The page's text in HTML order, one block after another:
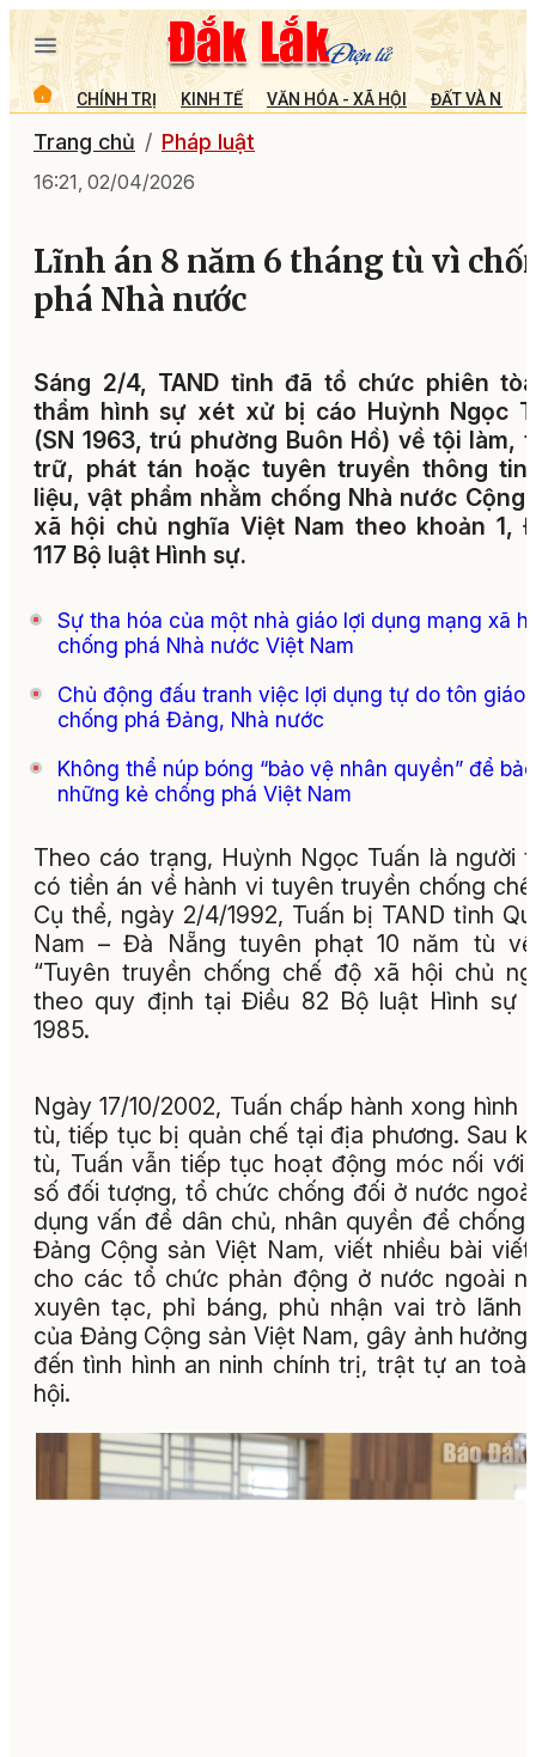
CHÍNH TRỊ KINH TẾ VĂN HÓA - XÃ HỘI ĐẤT VÀ
Trang chủ Pháp luật
16:21, 02/04/2026
Lĩnh án 8 năm 6 tháng tù vì
phá Nhà nước
Sáng 2/4, TAND tỉnh đã tổ chức phiên
thẩm hình sự xét xử bị cáo Huỳnh Ngọc
(SN 1963, trú phường Buôn Hồ) về tội làm,
trữ, phát tán hoặc tuyên truyền thông
liệu, vật phẩm nhằm chống Nhà nước Cộng
xã hội chủ nghĩa Việt Nam theo khoản 1,
117 Bộ luật Hình sự.
Sự tha hóa của một nhà giáo lợi dụng mạng xã
chống phá Nhà nước Việt Nam
Chủ động đấu tranh việc lợi dụng tự do tôn giáo
chống phá Đảng, Nhà nước
Không thể núp bóng “bảo vệ nhân quyền” để
những kẻ chống phá Việt Nam
Theo cáo trạng, Huỳnh Ngọc Tuấn là người
có tiền án về hành vi tuyên truyền chống
Cụ thể, ngày 2/4/1992, Tuấn bị TAND tỉnh
Nam – Đà Nẵng tuyên phạt 10 năm tù
“Tuyên truyền chống chế độ xã hội chủ
theo quy định tại Điều 82 Bộ luật Hình sự
1985.
Ngày 17/10/2002, Tuấn chấp hành xong hình
tù, tiếp tục bị quản chế tại địa phương. Sau
tù, Tuấn vẫn tiếp tục hoạt động móc nối với
số đối tượng, tổ chức chống đối ở nước
dụng vấn đề dân chủ, nhân quyền để chống
Đảng Cộng sản Việt Nam, viết nhiều bài
cho các tổ chức phản động ở nước ngoài
xuyên tạc, phỉ báng, phủ nhận vai trò lãnh
của Đảng Cộng sản Việt Nam, gây ảnh hưởng
đến tình hình an ninh chính trị, trật tự an
hội.